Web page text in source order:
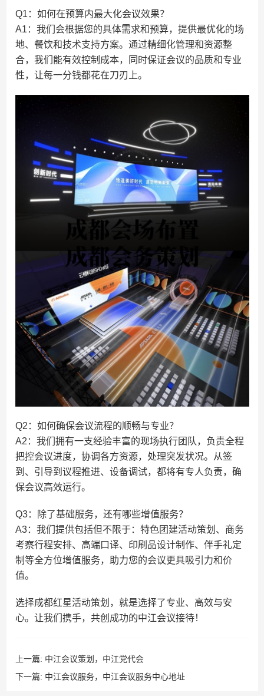
Q1：如何在预算内最大化会议效果？
A1：我们会根据您的具体需求和预算，提供最优化的场
地、餐饮和技术支持方案。通过精细化管理和资源整
合，我们能有效控制成本，同时保证会议的品质和专业
性，让每一分钱都花在刀刃上。
Q2：如何确保会议流程的顺畅与专业？
A2：我们拥有一支经验丰富的现场执行团队，负责全程
把控会议进度，协调各方资源，处理突发状况。从签
到、引导到议程推进、设备调试，都将有专人负责，确
保会议高效运行。
Q3：除了基础服务，还有哪些增值服务？
A3：我们提供包括但不限于：特色团建活动策划、商务
考察行程安排、高端口译、印刷品设计制作、伴手礼定
制等全方位增值服务，助力您的会议更具吸引力和价
值。
选择成都红星活动策划，就是选择了专业、高效与安
心。让我们携手，共创成功的中江会议接待！
上一篇: 中江会议策划，中江党代会
下一篇: 中江会议服务，中江会议服务中心地址